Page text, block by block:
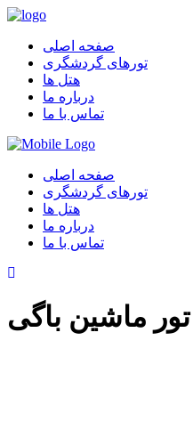
صفحه اصلی
تورهای گردشگری
هتل ها
درباره ما
تماس با ما
صفحه اصلی
تورهای گردشگری
هتل ها
درباره ما
تماس با ما
تور ماشین باگی